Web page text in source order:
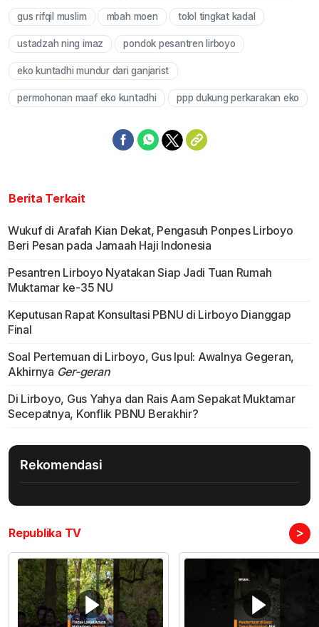
gus rifqil muslim mbah moen tolol tingkat kadal
ustadzah ning imaz pondok pesantren lirboyo
eko kuntadhi mundur dari ganjarist
permohonan maaf eko kuntadhi ppp dukung perkarakan eko
Berita Terkait
Wukuf di Arafah Kian Dekat, Pengasuh Ponpes Lirboyo
Beri Pesan pada Jamaah Haji Indonesia
Pesantren Lirboyo Nyatakan Siap Jadi Tuan Rumah
Muktamar ke-35 NU
Keputusan Rapat Konsultasi PBNU di Lirboyo Dianggap
Final
Soal Pertemuan di Lirboyo, Gus Ipul: Awalnya Gegeran,
Akhirnya Ger-geran
Di Lirboyo, Gus Yahya dan Rais Aam Sepakat Muktamar
Secepatnya, Konflik PBNU Berakhir?
Rekomendasi
Republika TV >